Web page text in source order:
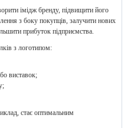
імідж бренду, підвищити його
з боку покупців, залучити нових
прибуток підприємства.
з логотипом:
виставок;
стає оптимальним